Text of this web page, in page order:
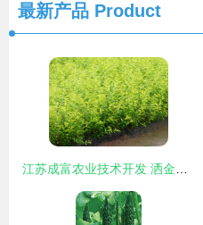
最新产品 Product